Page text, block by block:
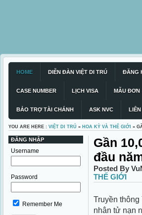
HOME DIỄN ĐÀN VIỆT DI TRÚ ĐĂNG
CASE NUMBER LỊCH VISA MẪU ĐƠN
BẢO TRỢ TÀI CHÁNH ASK NVC
YOU ARE HERE : VIỆT DI TRÚ » HOA KỲ VÀ THẾ GIỚI »
ĐĂNG NHẬP
Username
Password
Remember Me
Gần
đầu
Posted By
THẾ GIỚI
Truyền
nhân tử nạn